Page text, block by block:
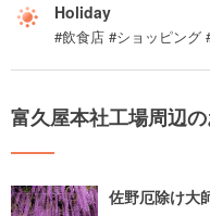
Holiday
#飲食店 #ショッピング
富久屋本社工場周辺
佐野厄除け大